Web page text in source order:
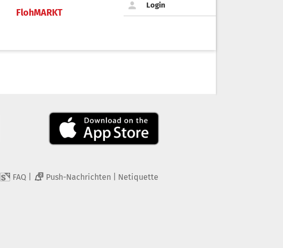
FlohMARKT
Login
FAQ 2 Push-Nachrichten Netiquette